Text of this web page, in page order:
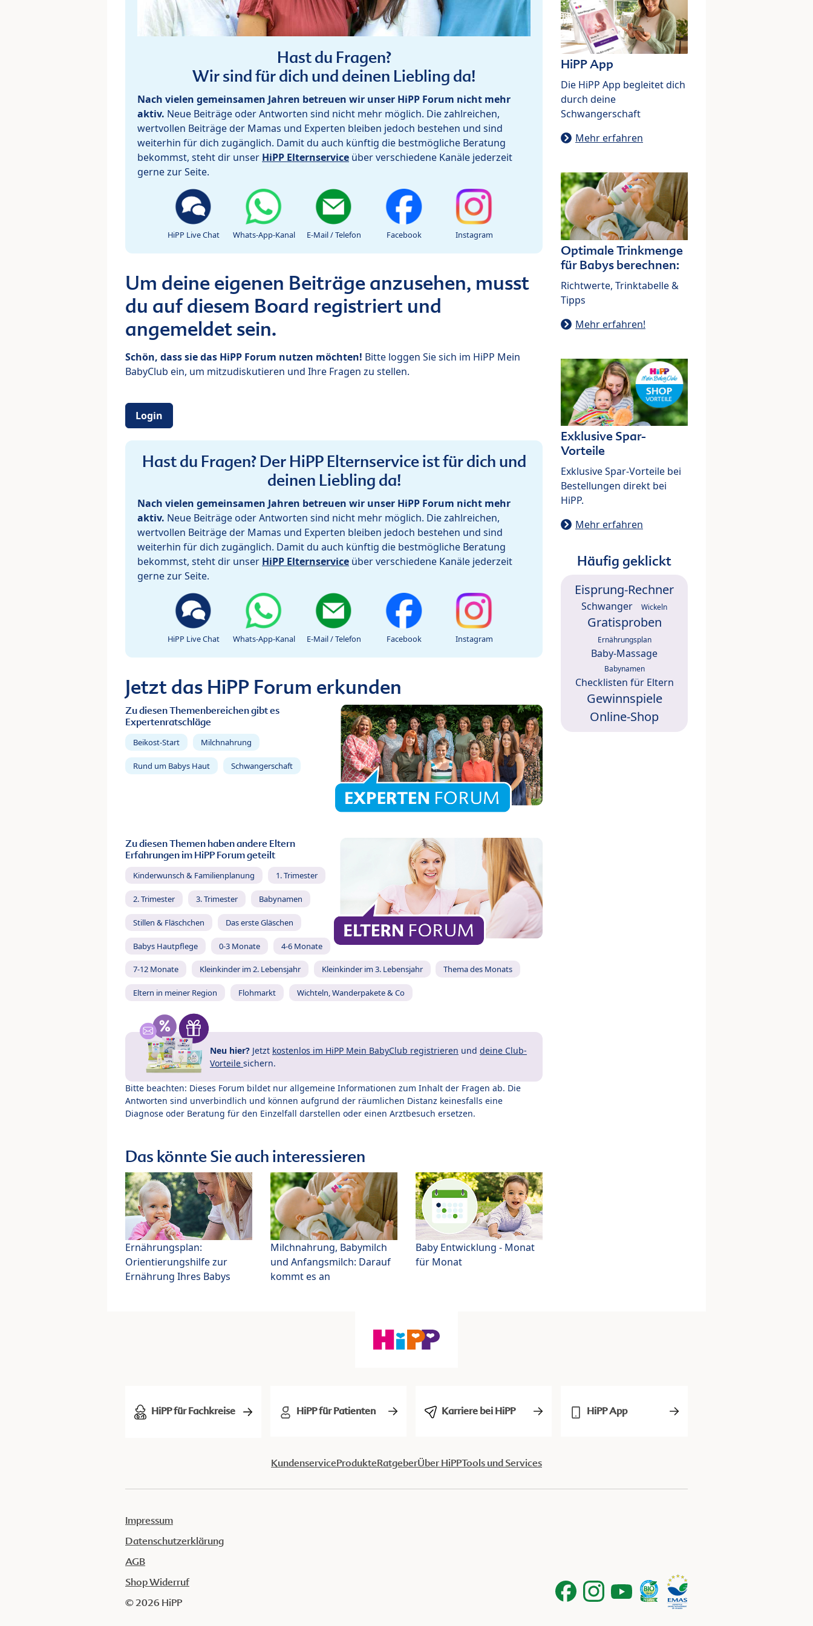
Hast du Fragen?
Wir sind für dich und deinen Liebling da!
Nach vielen gemeinsamen Jahren betreuen wir unser HiPP Forum nicht mehr
aktiv. Neue Beiträge oder Antworten sind nicht mehr möglich. Die zahlreichen,
wertvollen Beiträge der Mamas und Experten bleiben jedoch bestehen und sind
weiterhin für dich zugänglich. Damit du auch künftig die bestmögliche Beratung
bekommst, steht dir unser HiPP Elternservice über verschiedene Kanäle jederzeit
gerne zur Seite.
HiPP Live Chat Whats-App-Kanal E-Mail / Telefon Facebook Instagram
Um deine eigenen Beiträge anzusehen, musst
du auf diesem Board registriert und
angemeldet sein.
Schön, dass sie das HiPP Forum nutzen möchten! Bitte loggen Sie sich im HiPP Mein
BabyClub ein, um mitzudiskutieren und Ihre Fragen zu stellen.
Login
Hast du Fragen? Der HiPP Elternservice ist für dich und
deinen Liebling da!
Nach vielen gemeinsamen Jahren betreuen wir unser HiPP Forum nicht mehr
aktiv. Neue Beiträge oder Antworten sind nicht mehr möglich. Die zahlreichen,
wertvollen Beiträge der Mamas und Experten bleiben jedoch bestehen und sind
weiterhin für dich zugänglich. Damit du auch künftig die bestmögliche Beratung
bekommst, steht dir unser HiPP Elternservice über verschiedene Kanäle jederzeit
gerne zur Seite.
HiPP Live Chat Whats-App-Kanal E-Mail / Telefon Facebook Instagram
Jetzt das HiPP Forum erkunden
Zu diesen Themenbereichen gibt es
Expertenratschläge
Beikost-Start Milchnahrung
Rund um Babys Haut Schwangerschaft
Zu diesen Themen haben andere Eltern
Erfahrungen im HiPP Forum geteilt
Kinderwunsch & Familienplanung 1. Trimester
2. Trimester 3. Trimester Babynamen
Stillen & Fläschchen Das erste Gläschen
Babys Hautpflege 0-3 Monate 4-6 Monate
7-12 Monate Kleinkinder im 2. Lebensjahr Kleinkinder im 3. Lebensjahr Thema des Monats
Eltern in meiner Region Flohmarkt Wichteln, Wanderpakete & Co
Neu hier? Jetzt kostenlos im HiPP Mein BabyClub registrieren und deine Club-
Vorteile sichern.
Bitte beachten: Dieses Forum bildet nur allgemeine Informationen zum Inhalt der Fragen ab. Die
Antworten sind unverbindlich und können aufgrund der räumlichen Distanz keinesfalls eine
Diagnose oder Beratung für den Einzelfall darstellen oder einen Arztbesuch ersetzen.
Das könnte Sie auch interessieren
Ernährungsplan:
Orientierungshilfe zur
Ernährung Ihres Babys
Milchnahrung, Babymilch
und Anfangsmilch: Darauf
kommt es an
Baby Entwicklung - Monat
für Monat
HiPP App
Die HiPP App begleitet dich
durch deine
Schwangerschaft
Mehr erfahren
Optimale Trinkmenge
für Babys berechnen:
Richtwerte, Trinktabelle &
Tipps
Mehr erfahren!
Exklusive Spar-
Vorteile
Exklusive Spar-Vorteile bei
Bestellungen direkt bei
HiPP.
Mehr erfahren
Häufig geklickt
Eisprung-Rechner
Schwanger Wickeln
Gratisproben
Ernährungsplan
Baby-Massage
Babynamen
Checklisten für Eltern
Gewinnspiele
Online-Shop
HiPP für Fachkreise HiPP für Patienten Karriere bei HiPP HiPP App
KundenserviceProdukteRatgeberÜber HiPPTools und Services
Impressum
Datenschutzerklärung
AGB
Shop Widerruf
© 2026 HiPP